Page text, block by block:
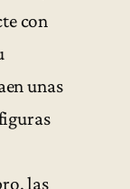
con
unas
las